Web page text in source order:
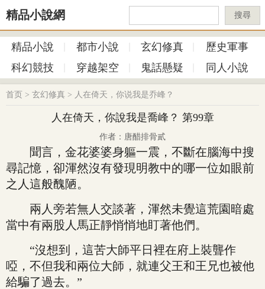
精品小說網 搜尋
精品小說 都市小說 玄幻修真
歷史軍事
科幻競技
穿越架空 鬼話懸疑 同人小說
首页 > 玄幻修真 > 人在倚天，你说我是乔峰？
人在倚天，你說我是喬峰？ 第99章
作者：唐醋排骨貳
聞言，金花婆婆身軀一震，不斷在腦海中搜
尋記憶，卻渾然沒有發現明教中的哪一位如眼前
之人這般醜陋。
兩人旁若無人交談著，渾然未覺這荒園暗處
當中有兩股人馬正靜悄悄地盯著他們。
“沒想到，這苦大師平日裡在府上裝聾作
啞，不但我和兩位大師，就連父王和王兄也被他
給騙了過去。”